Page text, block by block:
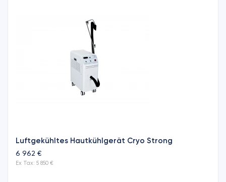
Luftgekühltes Hautkühlgerät Cryo Strong
6 962 €
Ex Tax: 5 850 €